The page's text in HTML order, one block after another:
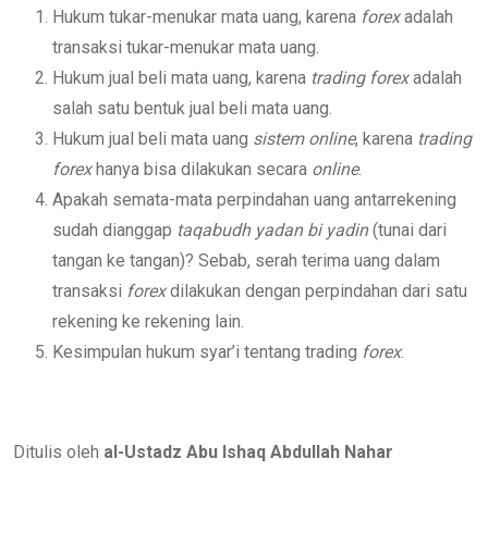
Hukum tukar-menukar mata uang, karena forexadalah
transaksi tukar-menukar mata uang.
Hukum jual beli mata uang, karena trading forexadalah
salah satu bentuk jual beli mata uang.
Hukum jual beli mata uang sistem online, karena trading
forexhanya bisa dilakukan secara online.
Apakah semata-mata perpindahan uang antarrekening
sudah dianggap taqabudh yadan bi yadin(tunai dari
tangan ke tangan)? Sebab, serah terima uang dalam
transaksi forexdilakukan dengan perpindahan dari satu
rekening ke rekening lain.
Kesimpulan hukum syar’i tentang trading forex.
Ditulis oleh al-Ustadz Abu Ishaq Abdullah Nahar